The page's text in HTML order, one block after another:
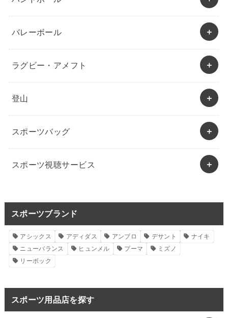
バレーボール
ラグビー・アメフト
登山
スポーツバッグ
スポーツ視聴サービス
スポーツブランド
アシックス アディダス アンブロ デサント
ナイキ
ニューバランス
ヒュンメル プーマ
ミズノ
リーボック
スポーツ用品店を探す